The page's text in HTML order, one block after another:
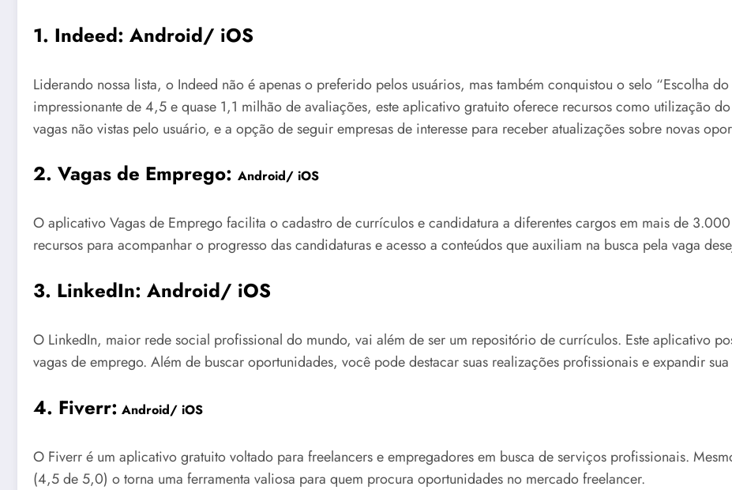
1. Indeed: Android/ iOS
Liderando nossa lista, o Indeed não é apenas o preferido pelos usuários, mas também conquistou o selo “Escolha
impressionante de 4,5 e quase 1,1 milhão de avaliações, este aplicativo gratuito oferece recursos como utilização
vagas não vistas pelo usuário, e a opção de seguir empresas de interesse para receber atualizações sobre novas
2. Vagas de Emprego: Android/ iOS
O aplicativo Vagas de Emprego facilita o cadastro de currículos e candidatura a diferentes cargos em mais de
recursos para acompanhar o progresso das candidaturas e acesso a conteúdos que auxiliam na busca pela vaga
3. LinkedIn: Android/ iOS
O LinkedIn, maior rede social profissional do mundo, vai além de ser um repositório de currículos. Este aplicativo
vagas de emprego. Além de buscar oportunidades, você pode destacar suas realizações profissionais e expandir
4. Fiverr: Android/ iOS
O Fiverr é um aplicativo gratuito voltado para freelancers e empregadores em busca de serviços profissionais.
(4,5 de 5,0) o torna uma ferramenta valiosa para quem procura oportunidades no mercado freelancer.